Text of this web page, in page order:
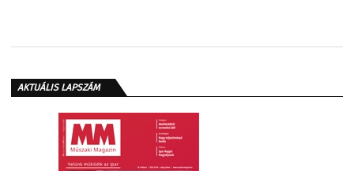
AKTUÁLIS LAPSZÁM